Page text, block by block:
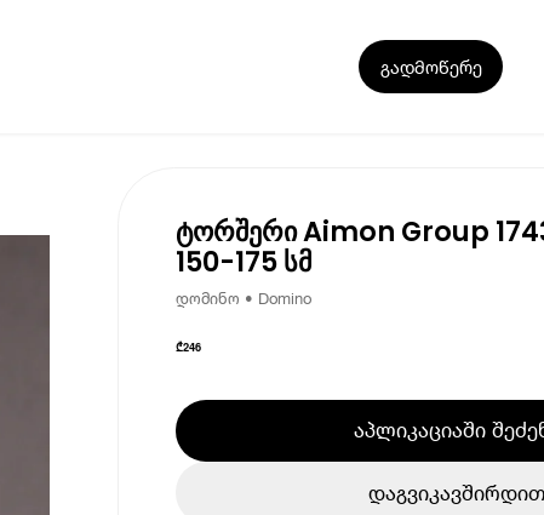
გადმოწერე
ტორშერი Aimon Group
150-175 სმ
დომინო • Domino
₾246
აპლიკაციაში
დაგვიკავშირდით